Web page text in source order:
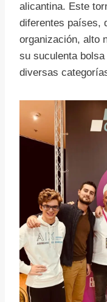
alicantina. Este
diferentes países,
organización, alto
su suculenta
diversas